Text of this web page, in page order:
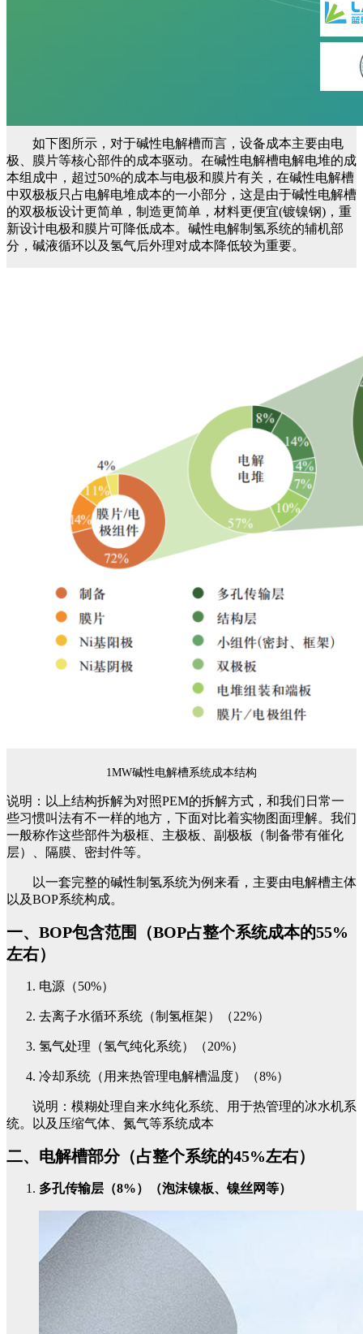
如下图所示，对于碱性电解槽而言，设备成本主要由电
极、膜片等核心部件的成本驱动。在碱性电解槽电解电堆的成
本组成中，超过50%的成本与电极和膜片有关，在碱性电解槽
中双极板只占电解电堆成本的一小部分，这是由于碱性电解槽
的双极板设计更简单，制造更简单，材料更便宜(镀镍钢)，重
新设计电极和膜片可降低成本。碱性电解制氢系统的辅机部
分，碱液循环以及氢气后外理对成本降低较为重要。
1MW碱性电解槽系统成本结构
说明：以上结构拆解为对照PEM的拆解方式，和我们日常一
些习惯叫法有不一样的地方，下面对比着实物图面理解。我们
一般称作这些部件为极框、主极板、副极板（制备带有催化
层）、隔膜、密封件等。
以一套完整的碱性制氢系统为例来看，主要由电解槽主体
以及BOP系统构成。
一、BOP包含范围（BOP占整个系统成本的55%
左右）
电源（50%）
去离子水循环系统（制氢框架）（22%）
氢气处理（氢气纯化系统）（20%）
冷却系统（用来热管理电解槽温度）（8%）
说明：模糊处理自来水纯化系统、用于热管理的冰水机系
统。以及压缩气体、氮气等系统成本
二、电解槽部分（占整个系统的45%左右）
多孔传输层（8%）（泡沫镍板、镍丝网等）